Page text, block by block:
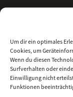
Um dir ein optimales
Cookies, um
Wenn du diesen
Surfverhalten oder
Einwilligung nicht
Funktionen